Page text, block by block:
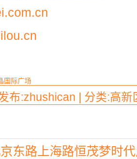
国际广场
布:zhushican | 分类:高新
东路上海路恒茂梦时